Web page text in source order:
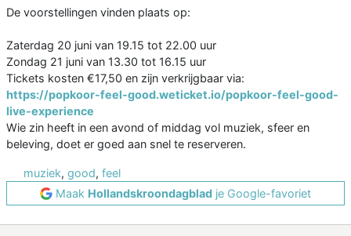
De voorstellingen vinden plaats op:
Zaterdag 20 juni van 19.15 tot 22.00 uur
Zondag 21 juni van 13.30 tot 16.15 uur
Tickets kosten €17,50 en zijn verkrijgbaar via:
https://popkoor-feel-good.weticket.io/popkoor-feel-good-
live-experience
Wie zin heeft in een avond of middag vol muziek, sfeer en
beleving, doet er goed aan snel te reserveren.
muziek, good, feel
Maak Hollandskroondagblad je Google-favoriet